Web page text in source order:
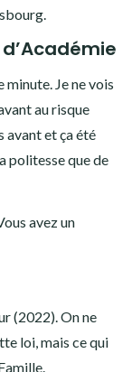
Je ne vois
au risque
avant et ça été
politesse que de
avez un
(2022). On ne
loi, mais ce qui